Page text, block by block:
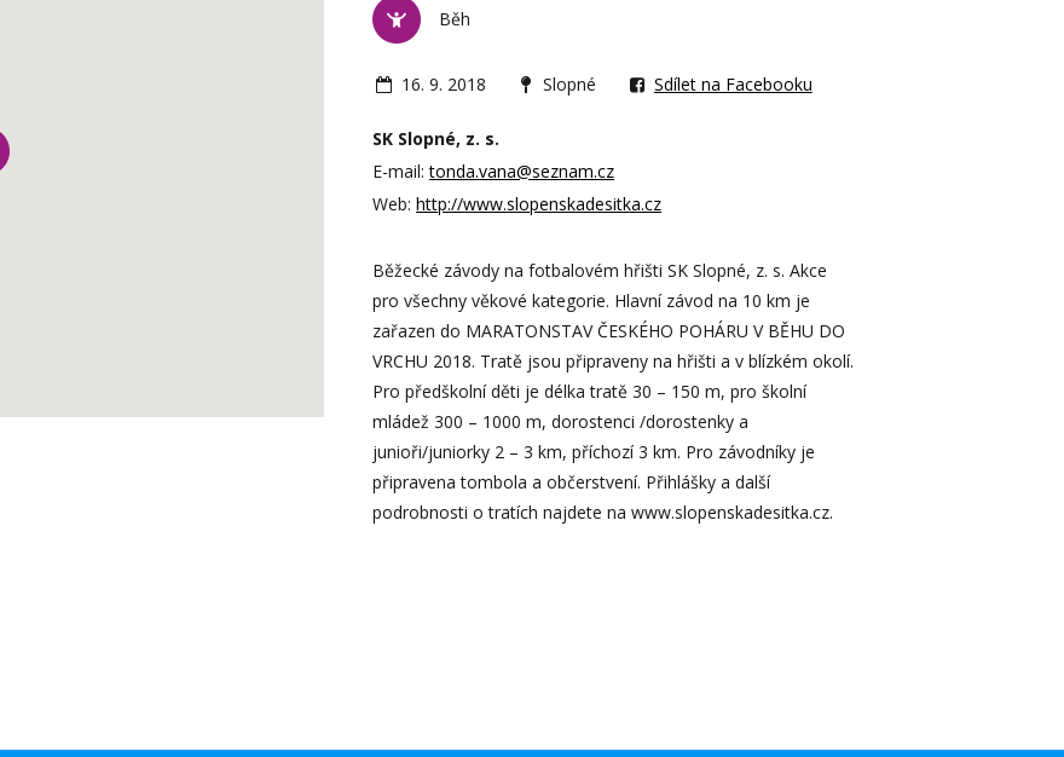
Běh
16. 9. 2018 Slopné Sdílet na Facebooku
SK Slopné, z. s.
E-mail:tonda.vana@seznam.cz
Web: http://www.slopenskadesitka.cz
Běžecké závody na fotbalovém hřišti SK Slopné, z. s. Akce
pro všechny věkové kategorie. Hlavní závod na 10 km je
zařazen do MARATONSTAV ČESKÉHO POHÁRU V BĚHU DO
VRCHU 2018. Tratě jsou připraveny na hřišti a v blízkém okolí.
Pro předškolní děti je délka tratě 30 – 150 m, pro školní
mládež 300 – 1000 m, dorostenci /dorostenky a
junioři/juniorky 2 – 3 km, příchozí 3 km. Pro závodníky je
připravena tombola a občerstvení. Přihlášky a další
podrobnosti o tratích najdete na www.slopenskadesitka.cz.